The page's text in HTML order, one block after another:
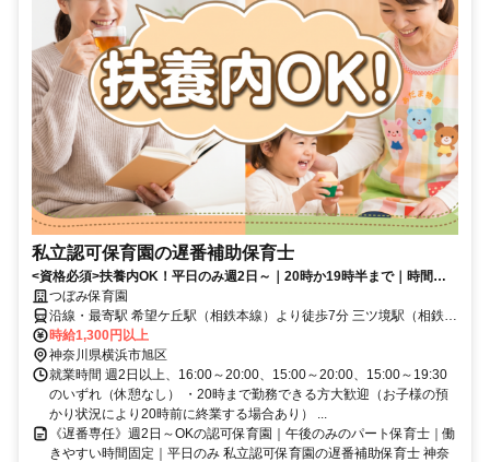
私立認可保育園の遅番補助保育士
<資格必須>扶養内OK！平日のみ週2日～｜20時か19時半まで｜時間固
定｜駅7分！20～60代活躍中
つぼみ保育園
沿線・最寄駅 希望ケ丘駅（相鉄本線）より徒歩7分 三ツ境駅（相鉄本
線）より徒歩11分 二俣川駅（相鉄いずみ野線/相鉄本線）より徒歩27
分
時給1,300円以上
神奈川県横浜市旭区
就業時間 週2日以上、16:00～20:00、15:00～20:00、15:00～19:30
のいずれ（休憩なし） ・20時まで勤務できる方大歓迎（お子様の預
かり状況により20時前に終業する場合あり） ...
《遅番専任》週2日～OKの認可保育園｜午後のみのパート保育士｜働
きやすい時間固定｜平日のみ 私立認可保育園の遅番補助保育士 神奈